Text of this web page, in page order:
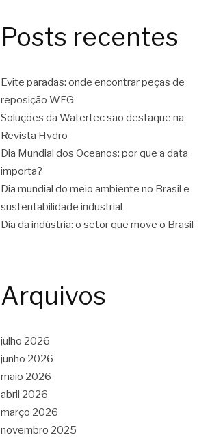
Posts recentes
Evite paradas: onde encontrar peças de
reposição WEG
Soluções da Watertec são destaque na
Revista Hydro
Dia Mundial dos Oceanos: por que a data
importa?
Dia mundial do meio ambiente no Brasil e
sustentabilidade industrial
Dia da indústria: o setor que move o Brasil
Arquivos
julho 2026
junho 2026
maio 2026
abril 2026
março 2026
novembro 2025